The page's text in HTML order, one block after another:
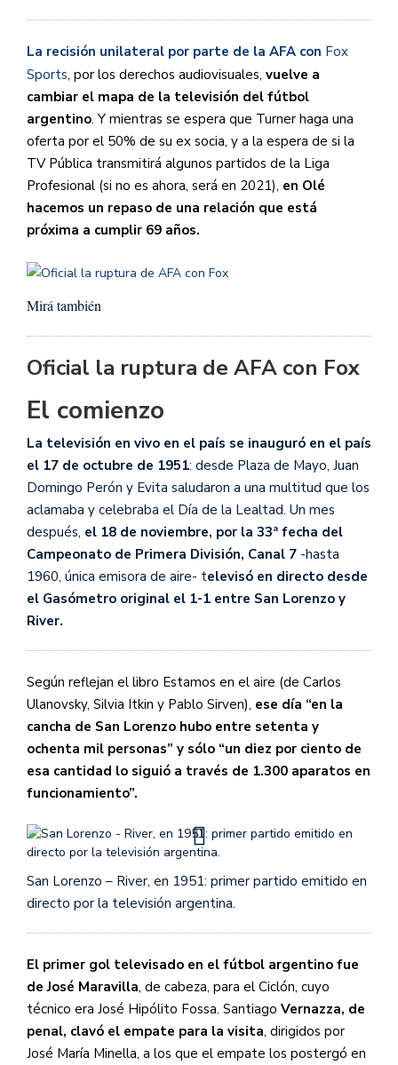
La recisión unilateral por parte de la AFA con Fox
Sports, por los derechos audiovisuales, vuelve a
cambiar el mapa de la televisión del fútbol
argentino. Y mientras se espera que Turner haga una
oferta por el 50% de su ex socia, y a la espera de si la
TV Pública transmitirá algunos partidos de la Liga
Profesional (si no es ahora, será en 2021), en Olé
hacemos un repaso de una relación que está
próxima a cumplir 69 años.
Mirá también
Oficial la ruptura de AFA con Fox
El comienzo
La televisión en vivo en el país se inauguró en el país
el 17 de octubre de 1951: desde Plaza de Mayo, Juan
Domingo Perón y Evita saludaron a una multitud que los
aclamaba y celebraba el Día de la Lealtad. Un mes
después, el 18 de noviembre, por la 33ª fecha del
Campeonato de Primera División, Canal 7 -hasta
1960, única emisora de aire- televisó en directo desde
el Gasómetro original el 1-1 entre San Lorenzo y
River.
Según reflejan el libro Estamos en el aire (de Carlos
Ulanovsky, Silvia Itkin y Pablo Sirven), ese día “en la
cancha de San Lorenzo hubo entre setenta y
ochenta mil personas” y sólo “un diez por ciento de
esa cantidad lo siguió a través de 1.300 aparatos en
funcionamiento”.
San Lorenzo – River, en 1951: primer partido emitido en
directo por la televisión argentina.
El primer gol televisado en el fútbol argentino fue
de José Maravilla, de cabeza, para el Ciclón, cuyo
técnico era José Hipólito Fossa. Santiago Vernazza, de
penal, clavó el empate para la visita, dirigidos por
José María Minella, a los que el empate los postergó en